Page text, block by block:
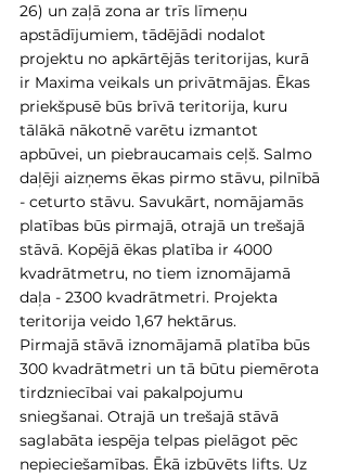
26) un zaļā zona ar trīs līmeņu
apstādījumiem, tādējādi nodalot
projektu no apkārtējās teritorijas, kurā
ir Maxima veikals un privātmājas. Ēkas
priekšpusē būs brīvā teritorija, kuru
tālākā nākotnē varētu izmantot
apbūvei, un piebraucamais ceļš. Salmo
daļēji aizņems ēkas pirmo stāvu, pilnībā
- ceturto stāvu. Savukārt, nomājamās
platības būs pirmajā, otrajā un trešajā
stāvā. Kopējā ēkas platība ir 4000
kvadrātmetru, no tiem iznomājamā
daļa - 2300 kvadrātmetri. Projekta
teritorija veido 1,67 hektārus.
Pirmajā stāvā iznomājamā platība būs
300 kvadrātmetri un tā būtu piemērota
tirdzniecībai vai pakalpojumu
sniegšanai. Otrajā un trešajā stāvā
saglabāta iespēja telpas pielāgot pēc
nepieciešamības. Ēkā izbūvēts lifts. Uz